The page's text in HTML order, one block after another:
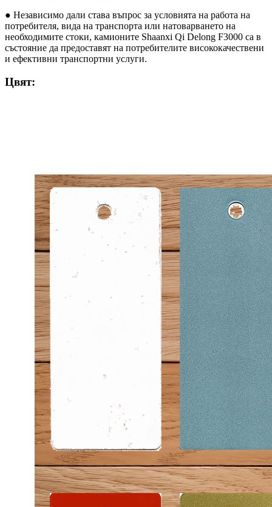
● Независимо дали става въпрос за условията на работа на
потребителя, вида на транспорта или натоварването на
необходимите стоки, камионите Shaanxi Qi Delong F3000 са в
състояние да предоставят на потребителите висококачествени
и ефективни транспортни услуги.
Цвят: